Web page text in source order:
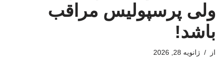
ولی پرسپولیس مراقب
باشد!
از ژانویه 28, 2026